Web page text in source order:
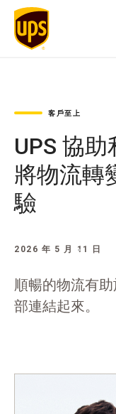
客戶至上
UPS 協
將物流轉
驗
2026 年 5 月 11 日
順暢的物流有
部連結起來。